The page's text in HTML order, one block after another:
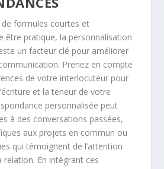
de formules courtes et
être pratique, la personnalisation
un facteur clé pour améliorer
Prenez en compte
de votre interlocuteur pour
et la teneur de votre
personnalisée peut
à des conversations passées,
aux projets en commun ou
qui témoignent de l’attention
En intégrant ces